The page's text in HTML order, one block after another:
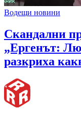
Водещи новини
Скандални
„Ергенът:
разкриха